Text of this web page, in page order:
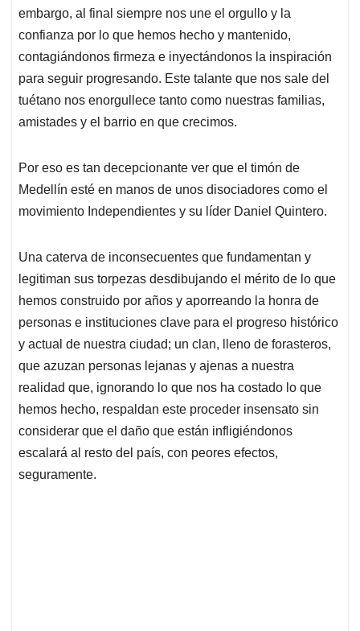
embargo, al final siempre nos une el orgullo y la
confianza por lo que hemos hecho y mantenido,
contagiándonos firmeza e inyectándonos la inspiración
para seguir progresando. Este talante que nos sale del
tuétano nos enorgullece tanto como nuestras familias,
amistades y el barrio en que crecimos.
Por eso es tan decepcionante ver que el timón de
Medellín esté en manos de unos disociadores como el
movimiento Independientes y su líder Daniel Quintero.
Una caterva de inconsecuentes que fundamentan y
legitiman sus torpezas desdibujando el mérito de lo que
hemos construido por años y aporreando la honra de
personas e instituciones clave para el progreso histórico
y actual de nuestra ciudad; un clan, lleno de forasteros,
que azuzan personas lejanas y ajenas a nuestra
realidad que, ignorando lo que nos ha costado lo que
hemos hecho, respaldan este proceder insensato sin
considerar que el daño que están infligiéndonos
escalará al resto del país, con peores efectos,
seguramente.